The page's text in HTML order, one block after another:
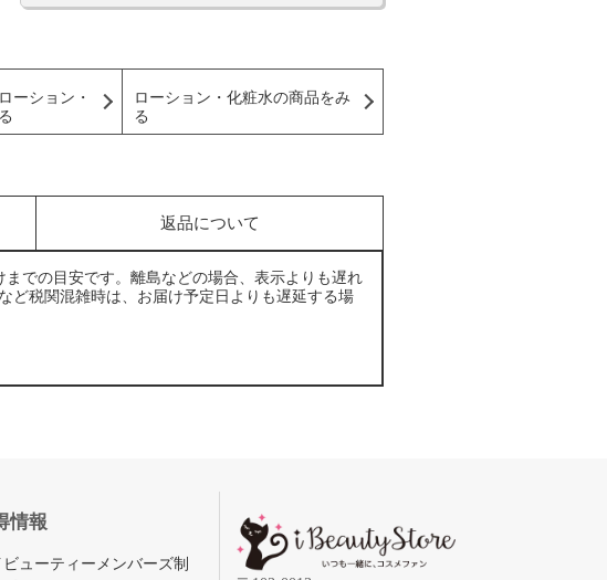
ーション・
ローション・化粧水の商品をみ
る
返品について
での目安です。離島などの場合、表示よりも遅れ
ど税関混雑時は、お届け予定日よりも遅延する場
情報
ビューティーメンバーズ制